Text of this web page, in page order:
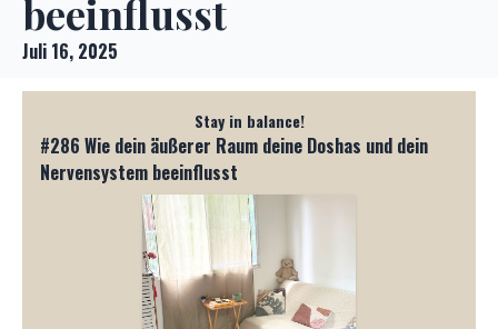
beeinflusst
Juli 16, 2025